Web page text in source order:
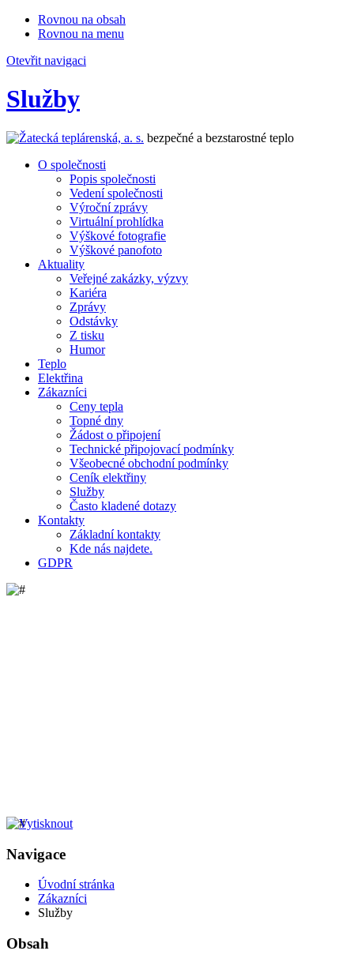
Rovnou na obsah
Rovnou na menu
Otevřit navigaci
Služby
bezpečné a bezstarostné teplo
O společnosti
Popis společnosti
Vedení společnosti
Výroční zprávy
Virtuální prohlídka
Výškové fotografie
Výškové panofoto
Aktuality
Veřejné zakázky, výzvy
Kariéra
Zprávy
Odstávky
Z tisku
Humor
Teplo
Elektřina
Zákazníci
Ceny tepla
Topné dny
Žádost o připojení
Technické připojovací podmínky
Všeobecné obchodní podmínky
Ceník elektřiny
Služby
Často kladené dotazy
Kontakty
Základní kontakty
Kde nás najdete.
GDPR
Navigace
Úvodní stránka
Zákazníci
Služby
Obsah